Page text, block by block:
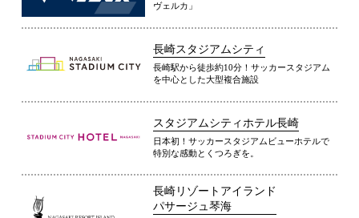
ヴェルカ」
長崎スタジアムシティ
長崎駅から徒歩約10分！サッカースタジアム
を中心とした大型複合施設
スタジアムシティホテル長崎
日本初！サッカースタジアムビューホテルで
特別な感動とくつろぎを。
長崎リゾートアイランド
パサージュ琴海